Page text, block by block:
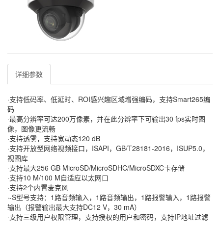
详细参数
·支持低码率、低延时、ROI感兴趣区域增强编码，支持Smart265编
码
·最高分辨率可达200万像素，并在此分辨率下可输出30 fps实时图
像，图像更流畅
·支持透雾，支持宽动态120 dB
·支持开放型网络视频接口，ISAPI，GB/T28181-2016，ISUP5.0，
视图库
·支持最大256 GB MicroSD/MicroSDHC/MicroSDXC卡存储
·支持10 M/100 M自适应以太网口
·支持2个内置麦克风
·-S型号支持：1路音频输入，1路音频输出，1路报警输入，1路报警
输出（报警输出最大支持DC12 V，30 mA）
·支持三级用户权限管理，支持授权的用户和密码，支持IP地址过滤